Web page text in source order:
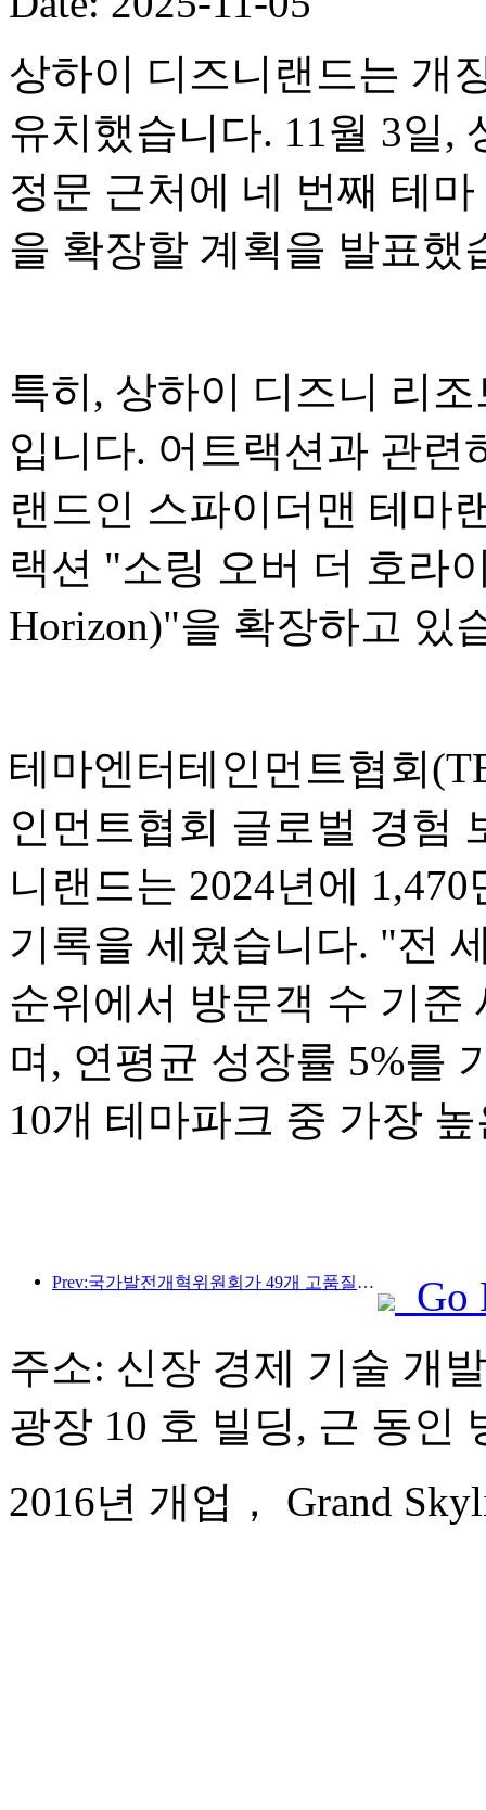
상하이 디즈니랜드는 개
유치했습니다. 11월 3일,
정문 근처에 네 번째 테
을 확장할 계획을 발표했
특히, 상하이 디즈니 리
입니다. 어트랙션과 관련
랜드인 스파이더맨 테마
랙션 "소링 오버 더 호라
Horizon)"을 확장하고 있
테마엔터테인먼트협회
인먼트협회 글로벌 경험
니랜드는 2024년에
기록을 세웠습니다. "전
순위에서 방문객 수 기준
며, 연평균 성장률 5%를
10개 테마파크 중 가장
Prev:국가발전개혁위원회가 49개 고품질 야외 스포츠 명소를 첫 번째로 공개했습니다.
Go
주소: 신장 경제 기술 개
광장 10 호 빌딩, 근 동인
2016년 개업， Grand